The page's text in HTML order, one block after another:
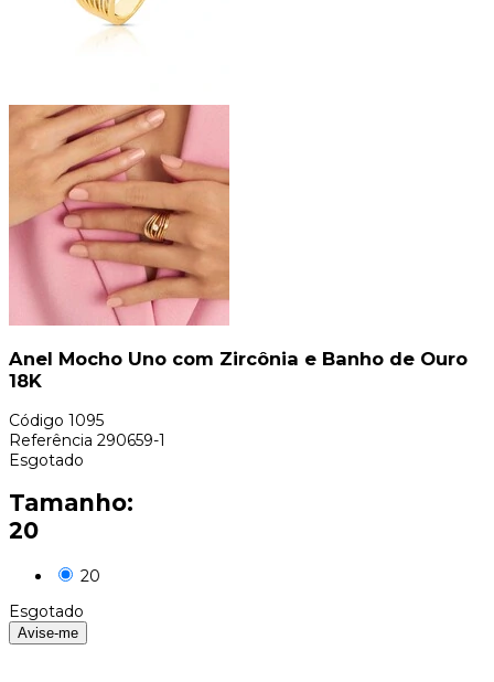
Anel Mocho Uno com Zircônia e Banho de Ouro
18K
Código 1095
Referência 290659-1
Esgotado
Tamanho:
20
20
Esgotado
Avise-me